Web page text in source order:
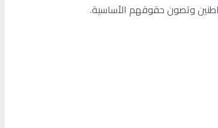
وتصون حقوقهم الأساسية.